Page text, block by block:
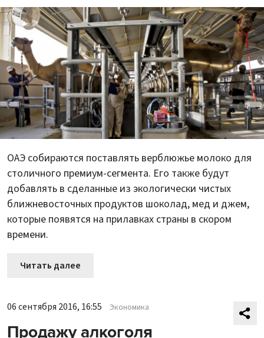
ОАЭ собираются поставлять верблюжье молоко для
столичного премиум-сегмента. Его также будут
добавлять в сделанные из экологически чистых
ближневосточных продуктов шоколад, мед и джем,
которые появятся на прилавках страны в скором
времени.
Читать далее
06 сентября 2016, 16:55 Экономика
Продажу алкоголя